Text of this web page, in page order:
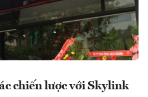
chiến lược với Skylink